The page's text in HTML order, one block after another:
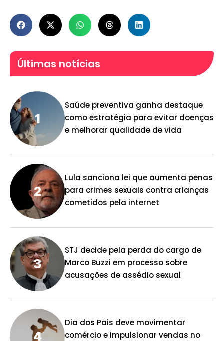
Últimas notícias
Saúde preventiva ganha destaque
como estratégia para evitar doenças
e melhorar qualidade de vida
Lula sanciona lei que aumenta penas
para crimes sexuais contra crianças
cometidos pela internet
STJ decide pela perda do cargo de
Marco Buzzi em processo sobre
acusações de assédio sexual
Dia dos Pais deve movimentar
comércio e impulsionar vendas no